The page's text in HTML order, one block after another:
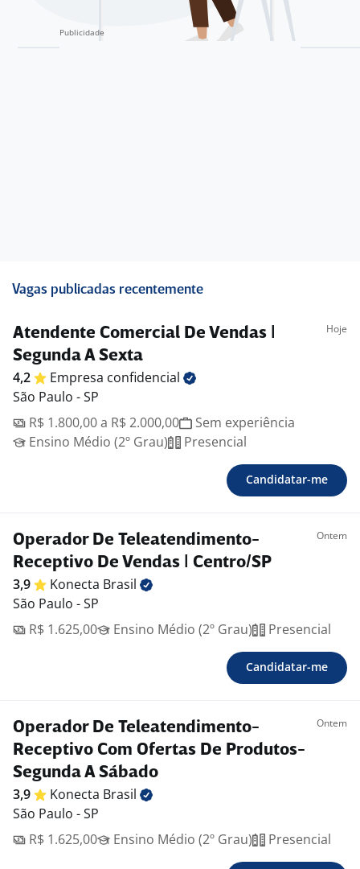
Vagas publicadas recentemente
Atendente Comercial De Vendas |
Segunda A Sexta
Hoje
4,2 Empresa confidencial
São Paulo - SP
R$ 1.800,00 a R$ 2.000,00
Sem experiência
Ensino Médio (2º Grau)
Presencial
Candidatar-me
Operador De Teleatendimento-
Receptivo De Vendas | Centro/SP
Ontem
3,9 Konecta Brasil
São Paulo - SP
R$ 1.625,00
Ensino Médio (2º Grau) Presencial
Candidatar-me
Operador De Teleatendimento-
Receptivo Com Ofertas De Produtos-
Segunda A Sábado
Ontem
3,9 Konecta Brasil
São Paulo - SP
R$ 1.625,00
Ensino Médio (2º Grau) Presencial